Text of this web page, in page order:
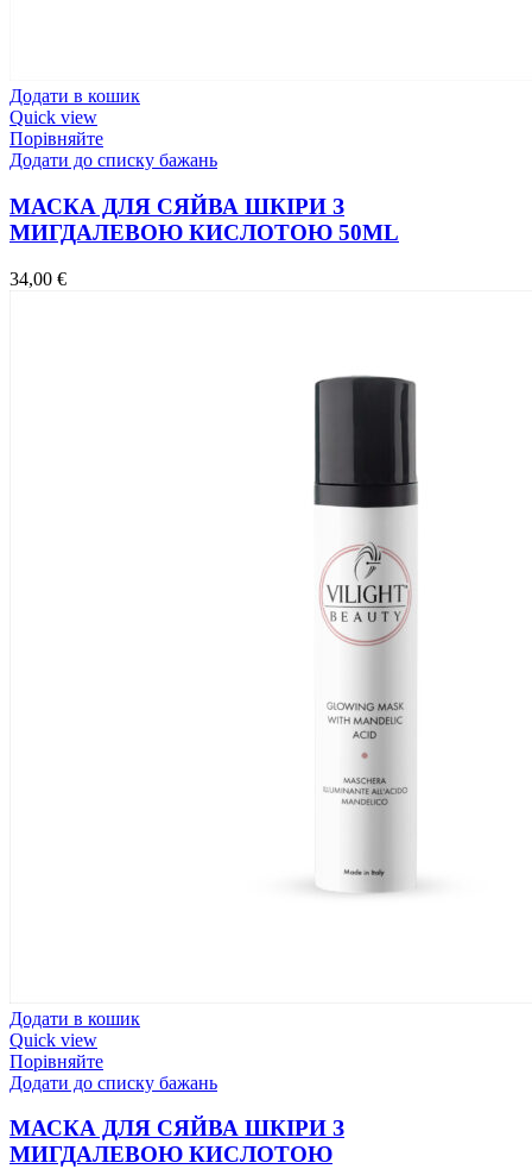
Додати в кошик
Quick view
Порівняйте
Додати до списку бажань
МАСКА ДЛЯ СЯЙВА ШКІРИ З
МИГДАЛЕВОЮ КИСЛОТОЮ 50ML
34,00 €
Додати в кошик
Quick view
Порівняйте
Додати до списку бажань
МАСКА ДЛЯ СЯЙВА ШКІРИ З
МИГДАЛЕВОЮ КИСЛОТОЮ